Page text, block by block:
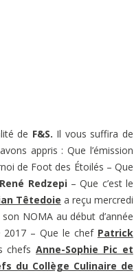
de F&S. Il vous suffira de
appris : Que l’émission
de Foot des Étoilés – Que
René Redzepi– Que c’est le
Têtedoie a reçu mercredi
NOMA au début d’année
2017 – Que le chef Patrick
chefsAnne-Sophie Pic et
du Collège Culinaire de